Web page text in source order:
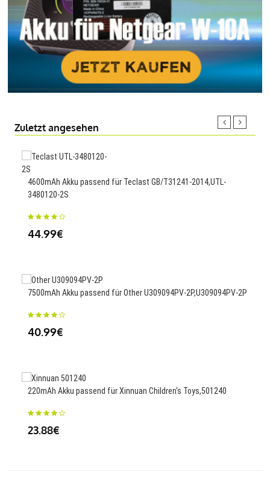
Zuletzt angesehen
4600mAh Akku passend für Teclast GB/T31241-2014,UTL-
3480120-2S
44.99€
7500mAh Akku passend für Other U309094PV-2P,U309094PV-2P
40.99€
220mAh Akku passend für Xinnuan Children's Toys,501240
23.88€